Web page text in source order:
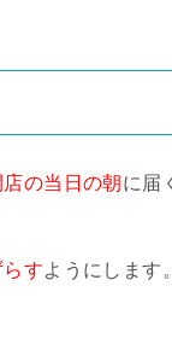
店の当日の朝に届
すようにします。